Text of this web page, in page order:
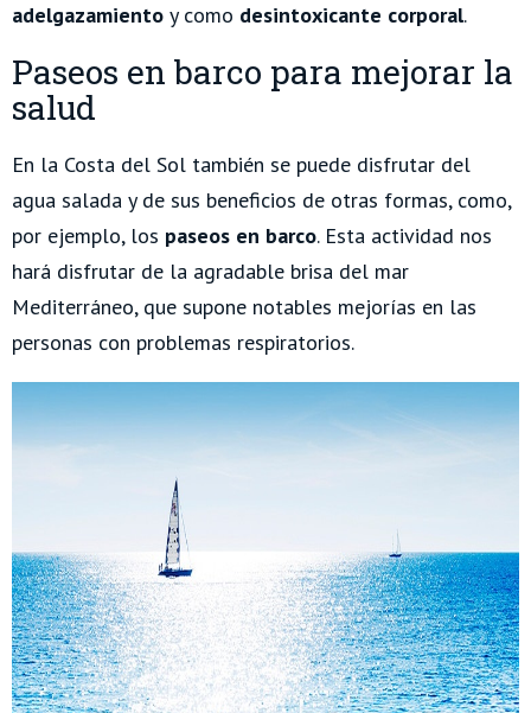
adelgazamiento y como desintoxicante corporal.
Paseos en barco para mejorar la
salud
En la Costa del Sol también se puede disfrutar del
agua salada y de sus beneficios de otras formas, como,
por ejemplo, los paseos en barco. Esta actividad nos
hará disfrutar de la agradable brisa del mar
Mediterráneo, que supone notables mejorías en las
personas con problemas respiratorios.